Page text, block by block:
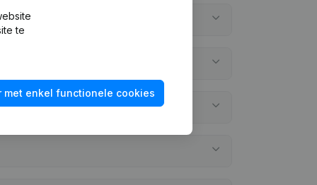
te
met enkel functionele cookies